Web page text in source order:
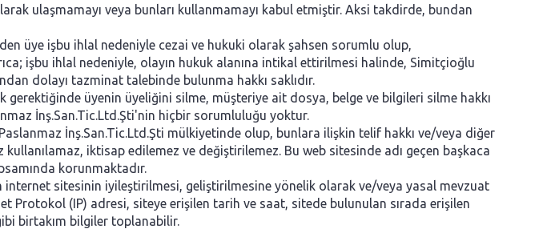
ulaşmamayı veya bunları kullanmamayı kabul etmiştir. Aksi takdirde, bundan
üye işbu ihlal nedeniyle cezai ve hukuki olarak şahsen sorumlu olup,
işbu ihlal nedeniyle, olayın hukuk alanına intikal ettirilmesi halinde, Simitçioğlu
dolayı tazminat talebinde bulunma hakkı saklıdır.
üyenin üyeliğini silme, müşteriye ait dosya, belge ve bilgileri silme hakkı
İnş.San.Tic.Ltd.Şti'nin hiçbir sorumluluğu yoktur.
İnş.San.Tic.Ltd.Şti mülkiyetinde olup, bunlara ilişkin telif hakkı ve/veya diğer
iktisap edilemez ve değiştirilemez. Bu web sitesinde adı geçen başkaca
korunmaktadır.
sitesinin iyileştirilmesi, geliştirilmesine yönelik olarak ve/veya yasal mevzuat
Protokol (IP) adresi, siteye erişilen tarih ve saat, sitede bulunulan sırada erişilen
birtakım bilgiler toplanabilir.